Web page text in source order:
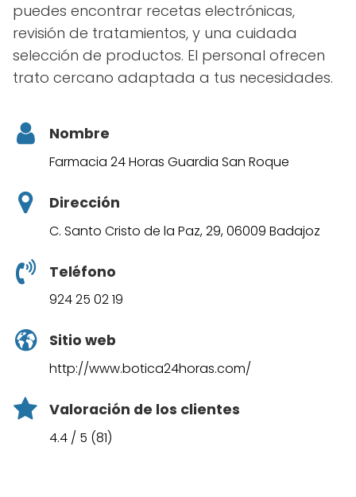
puedes encontrar recetas electrónicas,
revisión de tratamientos, y una cuidada
selección de productos. El personal ofrecen
trato cercano adaptada a tus necesidades.
Nombre
Farmacia 24 Horas Guardia San Roque
Dirección
C. Santo Cristo de la Paz, 29, 06009 Badajoz
Teléfono
924 25 02 19
Sitio web
http://www.botica24horas.com/
Valoración de los clientes
4.4 / 5 (81)